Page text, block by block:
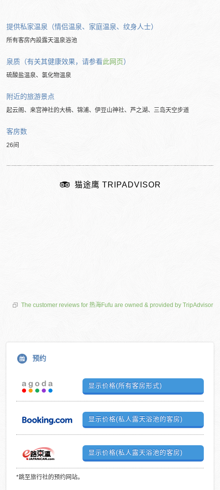
提供私家温泉（情侣温泉、家庭温泉、纹身人士）
所有客房內設露天温泉浴池
泉质（有关其健康效果，请参看此网页）
硫酸盐温泉、氯化物温泉
附近的旅游景点
起云阁、来宫神社的大楠、锦浦、伊豆山神社、芦之湖、三岛天空步道
客房数
26间
猫途鹰 TRIPADVISOR
The customer reviews for 热海Fufu are owned & provided by TripAdvisor
预约
显示价格(所有客房形式)
显示价格(私人露天浴池的客房)
显示价格(私人露天浴池的客房)
*跳至旅行社的预约网站。